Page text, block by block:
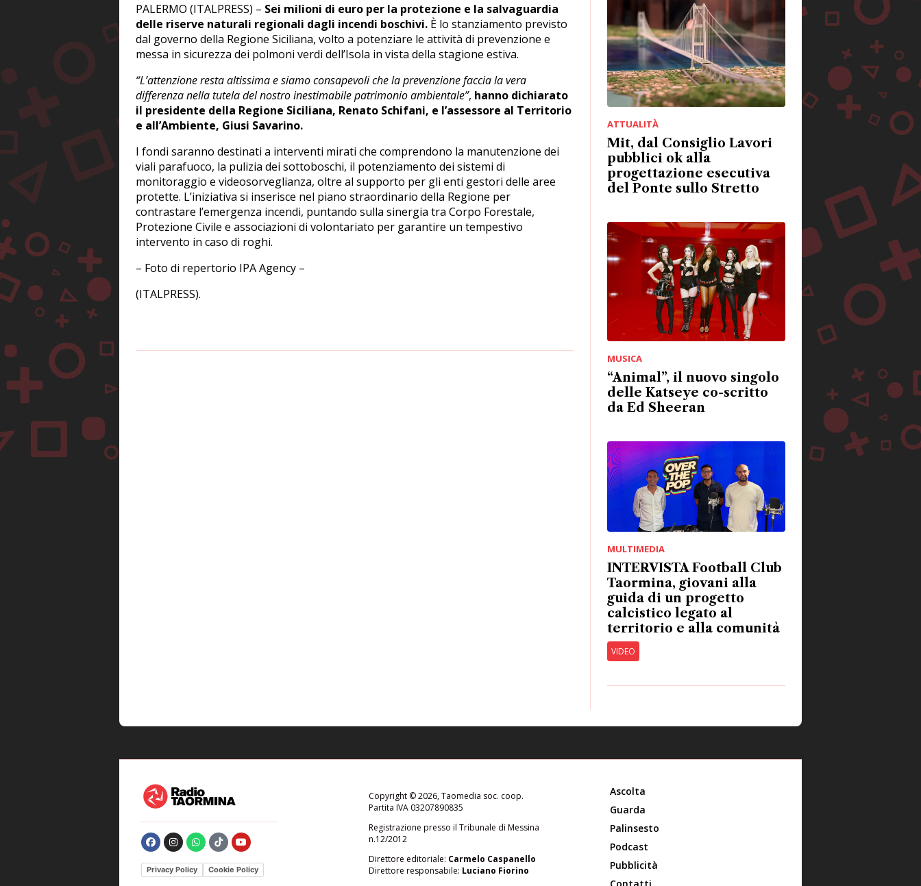
PALERMO (ITALPRESS) – Sei milioni di euro per la protezione e la salvaguardia
delle riserve naturali regionali dagli incendi boschivi. È lo stanziamento previsto
dal governo della Regione Siciliana, volto a potenziare le attività di prevenzione e
messa in sicurezza dei polmoni verdi dell’Isola in vista della stagione estiva.
“L’attenzione resta altissima e siamo consapevoli che la prevenzione faccia la vera
differenza nella tutela del nostro inestimabile patrimonio ambientale”, hanno dichiarato
il presidente della Regione Siciliana, Renato Schifani, e l’assessore al Territorio
e all’Ambiente, Giusi Savarino.
I fondi saranno destinati a interventi mirati che comprendono la manutenzione dei
viali parafuoco, la pulizia dei sottoboschi, il potenziamento dei sistemi di
monitoraggio e videosorveglianza, oltre al supporto per gli enti gestori delle aree
protette. L’iniziativa si inserisce nel piano straordinario della Regione per
contrastare l’emergenza incendi, puntando sulla sinergia tra Corpo Forestale,
Protezione Civile e associazioni di volontariato per garantire un tempestivo
intervento in caso di roghi.
– Foto di repertorio IPA Agency –
(ITALPRESS).
ATTUALITÀ
Mit, dal Consiglio Lavori
pubblici ok alla
progettazione esecutiva
del Ponte sullo Stretto
MUSICA
“Animal”, il nuovo singolo
delle Katseye co-scritto
da Ed Sheeran
MULTIMEDIA
INTERVISTA Football Club
Taormina, giovani alla
guida di un progetto
calcistico legato al
territorio e alla comunità
VIDEO
Privacy Policy Cookie Policy
Copyright © 2026, Taomedia soc. coop.
Partita IVA 03207890835
Registrazione presso il Tribunale di Messina
n.12/2012
Direttore editoriale: Carmelo Caspanello
Direttore responsabile: Luciano Fiorino
Ascolta
Guarda
Palinsesto
Podcast
Pubblicità